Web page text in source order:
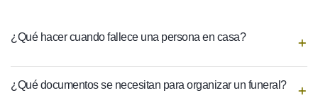
¿Qué hacer cuando fallece una persona en casa?
¿Qué documentos se necesitan para organizar un funeral?